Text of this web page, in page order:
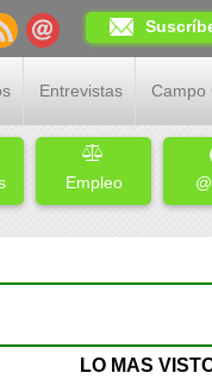
Entrevistas Campo
Empleo
LO MAS